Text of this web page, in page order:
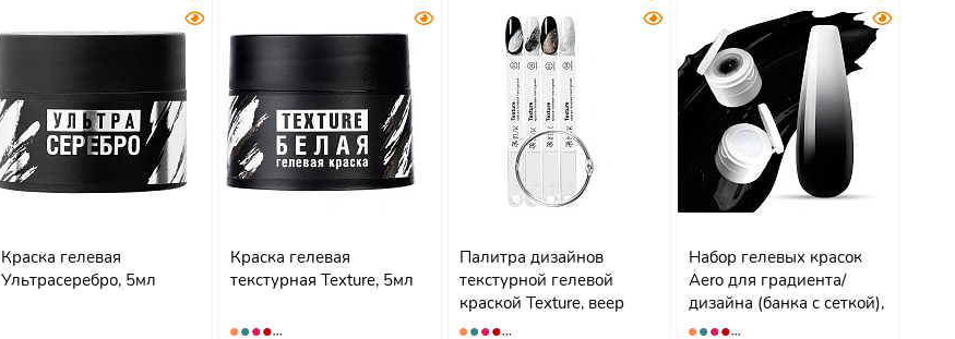
Краска гелевая
Ультрасеребро, 5мл
Краска гелевая
текстурная Texture, 5мл
Палитра дизайнов
текстурной гелевой
краской Texture, веер
Набор гелевых красок
Aero для градиента/
дизайна (банка с сеткой),
2шт*1,5гр